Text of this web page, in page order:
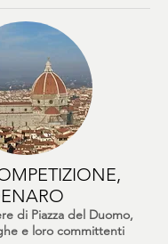
di Piazza del Duomo,
e loro committenti